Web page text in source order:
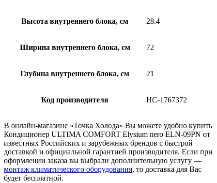
Высота внутреннего блока, см 28.4
Ширина внутреннего блока, см 72
Глубина внутреннего блока, см 21
Код производителя НС-1767372
В онлайн-магазине «Точка Холода» Вы можете удобно купить
Кондиционер ULTIMA COMFORT Elysium nero ELN-09PN от
известных Российских и зарубежных брендов с быстрой
доставкой и официальной гарантией производителя. Если при
оформлении заказа вы выбрали дополнительную услугу —
монтаж климатического оборудования, то доставка для Вас
будет бесплатной.